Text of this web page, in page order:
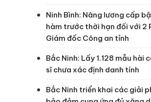
Ninh Bình: Nâng lương cấp
hàm trước thời hạn đối với 2
Giám đốc Công an tỉnh
Bắc Ninh: Lấy 1.128 mẫu hài
sĩ chưa xác định danh tính
Bắc Ninh triển khai các giải